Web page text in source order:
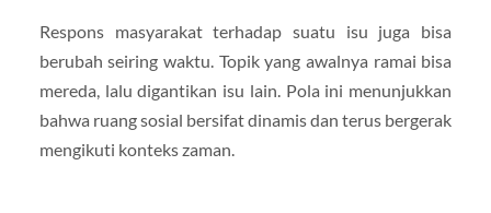
Respons masyarakat terhadap suatu isu juga bisa
berubah seiring waktu. Topik yang awalnya ramai bisa
mereda, lalu digantikan isu lain. Pola ini menunjukkan
bahwa ruang sosial bersifat dinamis dan terus bergerak
mengikuti konteks zaman.